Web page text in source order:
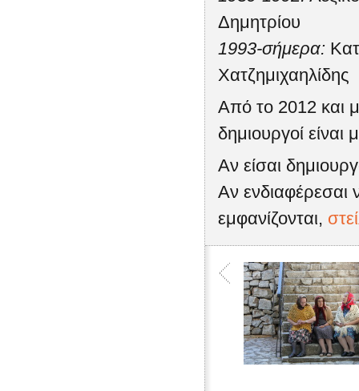
Δημητρίου
1993-σήμερα:
Χατζημιχαηλίδης
Από το 2012 και
δημιουργοί
Αν είσαι
Αν ενδιαφέρεσαι
εμφανίζονται,